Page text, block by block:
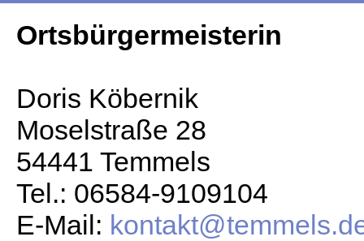
Ortsbürgermeisterin
Doris Köbernik
Moselstraße 28
54441 Temmels
Tel.: 06584-9109104
E-Mail: